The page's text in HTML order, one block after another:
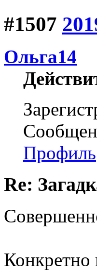
#1507
Ольга14
Профиль
Re:
Конкретно